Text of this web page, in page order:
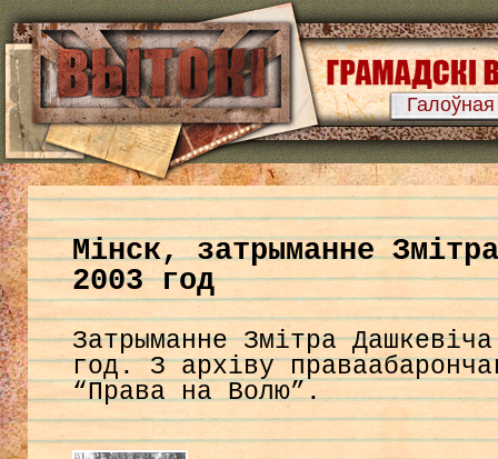
Галоўная
Мінск, затрыманне
2003 год
Затрыманне Змітра
год. З архіву
“Права на Волю”.